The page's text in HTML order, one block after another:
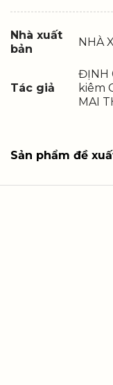
Nhà xuất
bản
NHÀ
Tác giả
ĐỊNH
kiêm
MAI
Sản phẩm đề